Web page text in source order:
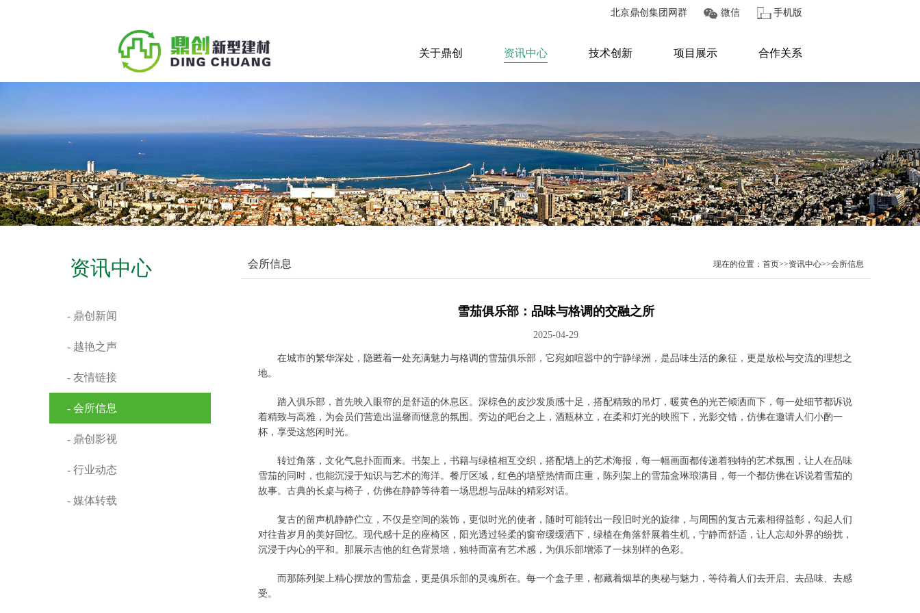
北京鼎创集团网群 微信 手机版
关于鼎创 资讯中心 技术创新 项目展示 合作关系
资讯中心
- 鼎创新闻
- 越艳之声
- 友情链接
- 会所信息
- 鼎创影视
- 行业动态
- 媒体转载
会所信息 现在的位置： 首页>>资讯中心>>会所信息
雪茄俱乐部：品味与格调的交融之所
2025-04-29
在城市的繁华深处，隐匿着一处充满魅力与格调的雪茄俱乐部，它宛如喧嚣中的宁静绿洲，是品味生活的象征，更是放松与交流的理想之
地。
踏入俱乐部，首先映入眼帘的是舒适的休息区。深棕色的皮沙发质感十足，搭配精致的吊灯，暖黄色的光芒倾洒而下，每一处细节都诉说
着精致与高雅，为会员们营造出温馨而惬意的氛围。旁边的吧台之上，酒瓶林立，在柔和灯光的映照下，光影交错，仿佛在邀请人们小酌一
杯，享受这悠闲时光。
转过角落，文化气息扑面而来。书架上，书籍与绿植相互交织，搭配墙上的艺术海报，每一幅画面都传递着独特的艺术氛围，让人在品味
雪茄的同时，也能沉浸于知识与艺术的海洋。餐厅区域，红色的墙壁热情而庄重，陈列架上的雪茄盒琳琅满目，每一个都仿佛在诉说着雪茄的
故事。古典的长桌与椅子，仿佛在静静等待着一场思想与品味的精彩对话。
复古的留声机静静伫立，不仅是空间的装饰，更似时光的使者，随时可能转出一段旧时光的旋律，与周围的复古元素相得益彰，勾起人们
对往昔岁月的美好回忆。现代感十足的座椅区，阳光透过轻柔的窗帘缓缓洒下，绿植在角落舒展着生机，宁静而舒适，让人忘却外界的纷扰，
沉浸于内心的平和。那展示吉他的红色背景墙，独特而富有艺术感，为俱乐部增添了一抹别样的色彩。
而那陈列架上精心摆放的雪茄盒，更是俱乐部的灵魂所在。每一个盒子里，都藏着烟草的奥秘与魅力，等待着人们去开启、去品味、去感
受。